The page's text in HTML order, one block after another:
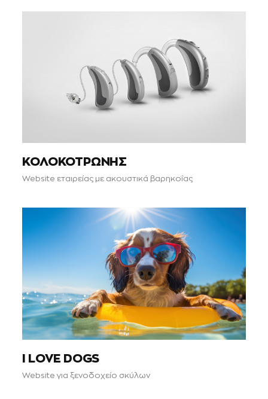
ΚΟΛΟΚΟΤΡΩΝΗΣ
Website εταιρείας με ακουστικά βαρηκοΐας
I LOVE DOGS
Website για ξενοδοχείο σκύλων